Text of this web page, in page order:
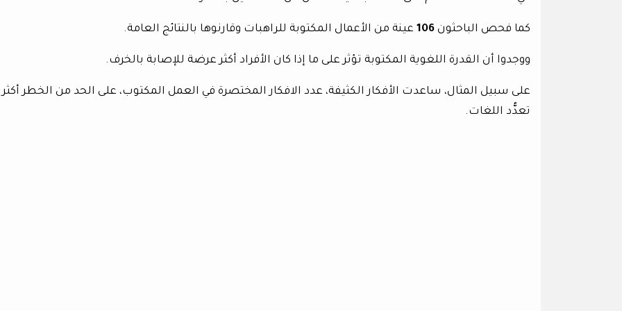
كما فحص الباحثون 106 عينة من الأعمال المكتوبة للراهبات وقارنوها بالنتائج العامة.
ووجدوا أن القدرة اللغوية المكتوبة تؤثر على ما إذا كان الأفراد أكثر عرضة للإصابة بالخرف.
على سبيل المثال، ساعدت الأفكار الكثيفة، عدد الافكار المختصرة في العمل المكتوب، على الحد من الخطر
تعدُّد اللغات.